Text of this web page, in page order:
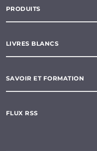
PRODUITS
LIVRES BLANCS
SAVOIR ET FORMATION
FLUX RSS